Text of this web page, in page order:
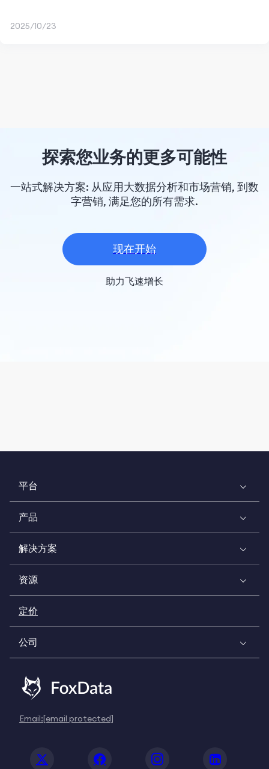
2025/10/23
探索您业务的更多可能性
一站式解决方案: 从应用大数据分析和市场营销, 到数
字营销, 满足您的所有需求.
现在开始
助力飞速增长
平台
产品
解决方案
资源
定价
公司
Email:[email protected]